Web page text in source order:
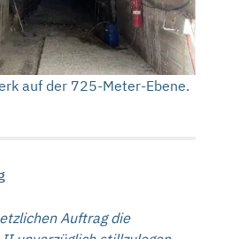
auf der 725-Meter-Ebene.
Auftrag die